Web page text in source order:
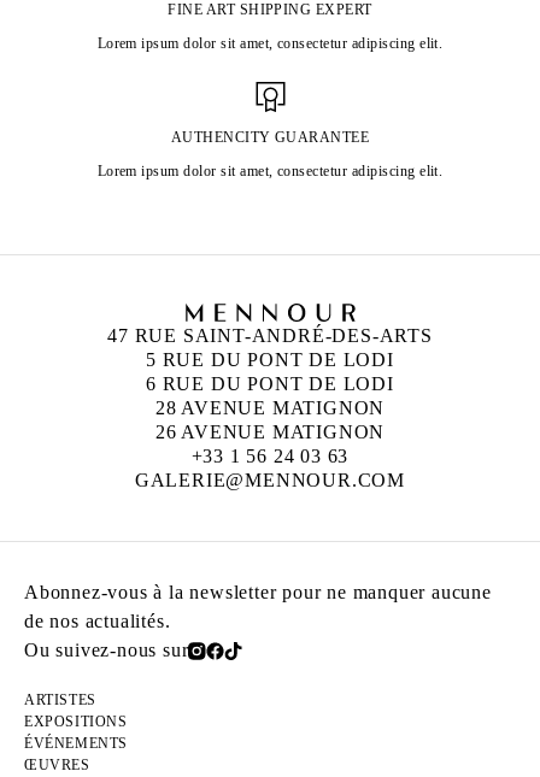
FINE ART SHIPPING EXPERT
Lorem ipsum dolor sit amet, consectetur adipiscing elit.
AUTHENCITY GUARANTEE
Lorem ipsum dolor sit amet, consectetur adipiscing elit.
47 RUE SAINT-ANDRÉ-DES-ARTS
5 RUE DU PONT DE LODI
6 RUE DU PONT DE LODI
28 AVENUE MATIGNON
26 AVENUE MATIGNON
+33 1 56 24 03 63
GALERIE@MENNOUR.COM
Abonnez-vous à la newsletter pour ne manquer aucune
de nos actualités.
Ou suivez-nous sur
ARTISTES
EXPOSITIONS
ÉVÉNEMENTS
ŒUVRES